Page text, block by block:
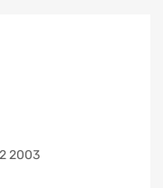
2003